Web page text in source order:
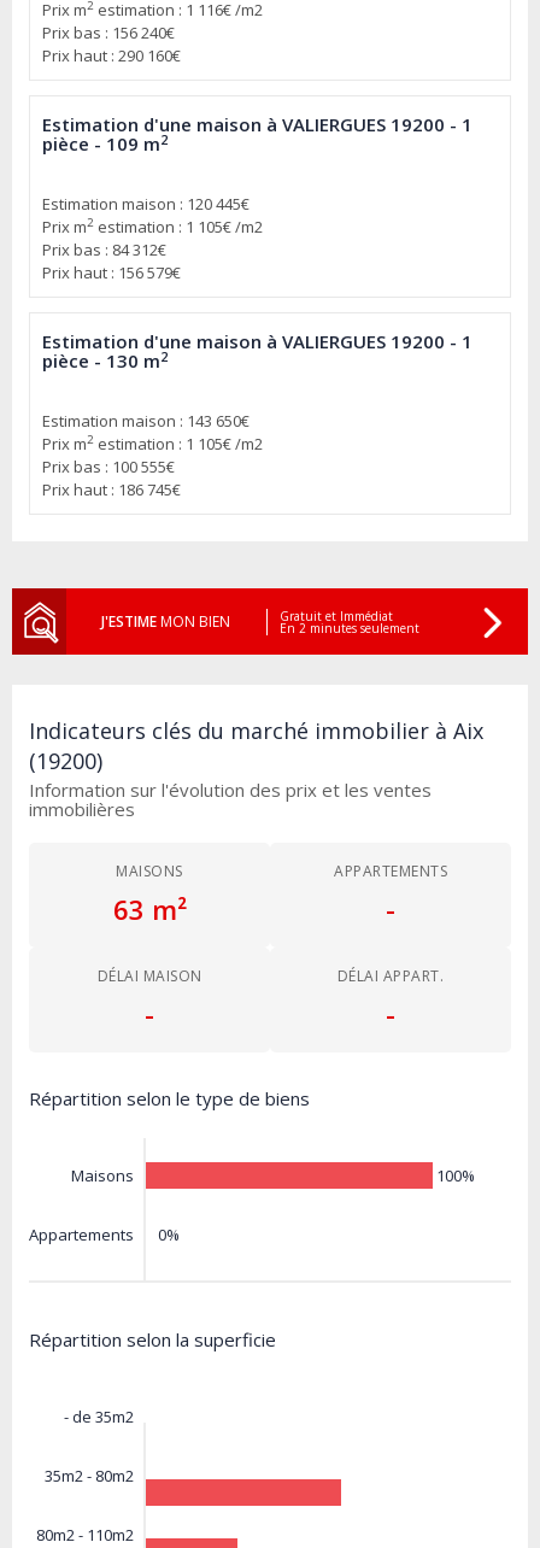
Prix m2 estimation : 1 116€ /m2
Prix bas : 156 240€
Prix haut : 290 160€
Estimation d'une maison à VALIERGUES 19200 - 1
pièce - 109 m2
Estimation maison : 120 445€
Prix m2 estimation : 1 105€ /m2
Prix bas : 84 312€
Prix haut : 156 579€
Estimation d'une maison à VALIERGUES 19200 - 1
pièce - 130 m2
Estimation maison : 143 650€
Prix m2 estimation : 1 105€ /m2
Prix bas : 100 555€
Prix haut : 186 745€
J'ESTIMEMON BIEN Gratuit et Immédiat
En 2 minutes seulement
Indicateurs clés du marché immobilier à Aix
(19200)
Information sur l'évolution des prix et les ventes
immobilières
MAISONS
63 m²
APPARTEMENTS
-
DÉLAI MAISON
-
DÉLAI APPART.
-
Répartition selon le type de biens
Maisons
Appartements
100%
0%
Répartition selon la superficie
- de 35m2
35m2 - 80m2
80m2 - 110m2